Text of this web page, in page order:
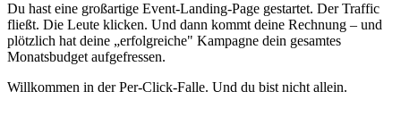
Du hast eine großartige Event-Landing-Page gestartet. Der Traffic
fließt. Die Leute klicken. Und dann kommt deine Rechnung – und
plötzlich hat deine „erfolgreiche" Kampagne dein gesamtes
Monatsbudget aufgefressen.
Willkommen in der Per-Click-Falle. Und du bist nicht allein.